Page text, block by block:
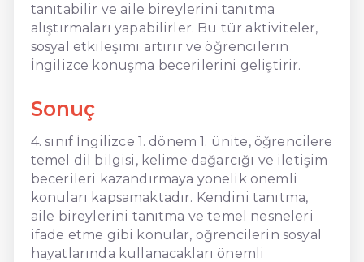
tanıtabilir ve aile bireylerini tanıtma
alıştırmaları yapabilirler. Bu tür aktiviteler,
sosyal etkileşimi artırır ve öğrencilerin
İngilizce konuşma becerilerini geliştirir.
Sonuç
4. sınıf İngilizce 1. dönem 1. ünite, öğrencilere
temel dil bilgisi, kelime dağarcığı ve iletişim
becerileri kazandırmaya yönelik önemli
konuları kapsamaktadır. Kendini tanıtma,
aile bireylerini tanıtma ve temel nesneleri
ifade etme gibi konular, öğrencilerin sosyal
hayatlarında kullanacakları önemli